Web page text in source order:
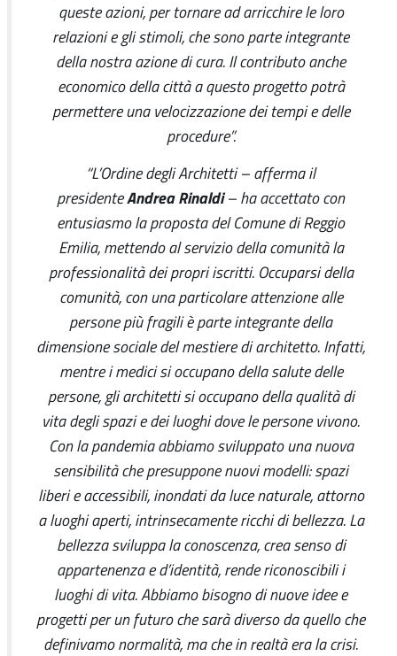
queste azioni, per tornare ad arricchire le loro
relazioni e gli stimoli, che sono parte integrante
della nostra azione di cura. Il contributo anche
economico della città a questo progetto potrà
permettere una velocizzazione dei tempi e delle
procedure”.
“L’Ordine degli Architetti – afferma il
presidenteAndrea Rinaldi– ha accettato con
entusiasmo la proposta del Comune di Reggio
Emilia, mettendo al servizio della comunità la
professionalità dei propri iscritti. Occuparsi della
comunità, con una particolare attenzione alle
persone più fragili è parte integrante della
dimensione sociale del mestiere di architetto. Infatti,
mentre i medici si occupano della salute delle
persone, gli architetti si occupano della qualità di
vita degli spazi e dei luoghi dove le persone vivono.
Con la pandemia abbiamo sviluppato una nuova
sensibilità che presuppone nuovi modelli: spazi
liberi e accessibili, inondati da luce naturale, attorno
a luoghi aperti, intrinsecamente ricchi di bellezza. La
bellezza sviluppa la conoscenza, crea senso di
appartenenza e d’identità, rende riconoscibili i
luoghi di vita. Abbiamo bisogno di nuove idee e
progetti per un futuro che sarà diverso da quello che
definivamo normalità, ma che in realtà era la crisi.